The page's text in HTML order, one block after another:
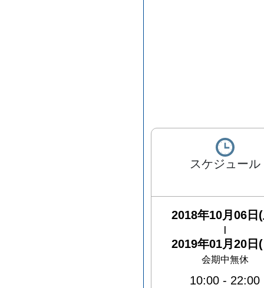
スケジュール
2018年10月06日
2019年01月20日
会期中無休
10:00 - 22:00